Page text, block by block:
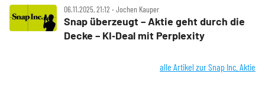
06.11.2025, 21:12 ‧ Jochen Kauper
Snap überzeugt – Aktie geht durch die
Decke – KI‑Deal mit Perplexity
alle Artikel zur Snap Inc. Aktie